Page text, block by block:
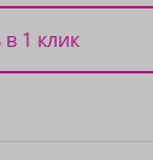
1 клик